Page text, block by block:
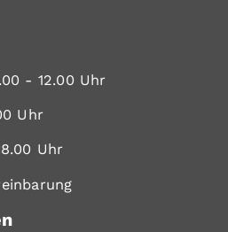
- 12.00 Uhr
Uhr
Uhr